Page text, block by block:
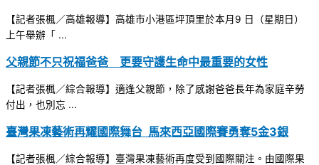
【記者張楓／高雄報導】高雄市小港區坪頂里於本月9 日（星期日）
上午舉辦「 ...
父親節不只祝福爸爸 更要守護生命中最重要的女性
【記者張楓／綜合報導】適逢父親節，除了感謝爸爸長年為家庭辛勞
付出，也別忘 ...
臺灣果凍藝術再耀國際舞台 馬來西亞國際賽勇奪5金3銀
【記者張楓／綜合報導】臺灣果凍藝術再度受到國際關注。由國際果